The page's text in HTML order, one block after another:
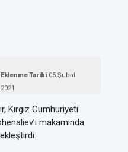
Eklenme Tarihi 05 Şubat
2021
Kırgız Cumhuriyeti
makamında